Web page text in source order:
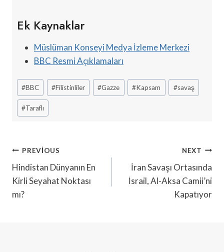
Ek Kaynaklar
Müslüman Konseyi Medya İzleme Merkezi
BBC Resmi Açıklamaları
Post
Tags:
#BBC #Filistinliler #Gazze #Kapsam #savaş
#Taraflı
Yazı
Gezinmesi
PREVIOUS
Hindistan Dünyanın En
Kirli Seyahat Noktası
mı?
NEXT
İran Savaşı Ortasında
İsrail, Al-Aksa Camii’ni
Kapatıyor